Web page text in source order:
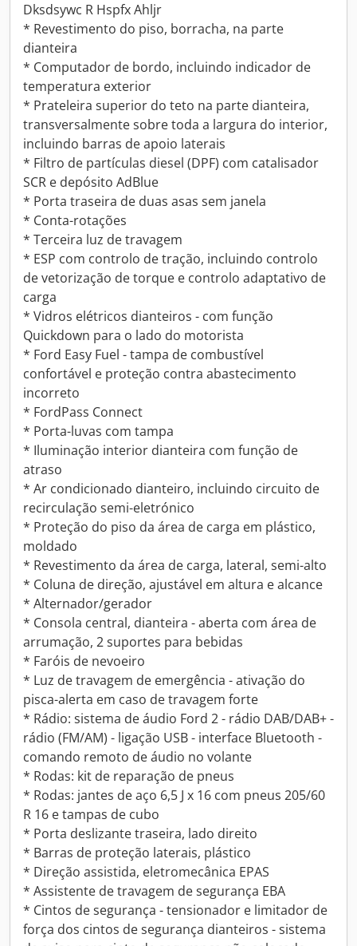
Dksdsywc R Hspfx Ahljr
* Revestimento do piso, borracha, na parte
dianteira
* Computador de bordo, incluindo indicador de
temperatura exterior
* Prateleira superior do teto na parte dianteira,
transversalmente sobre toda a largura do interior,
incluindo barras de apoio laterais
* Filtro de partículas diesel (DPF) com catalisador
SCR e depósito AdBlue
* Porta traseira de duas asas sem janela
* Conta-rotações
* Terceira luz de travagem
* ESP com controlo de tração, incluindo controlo
de vetorização de torque e controlo adaptativo de
carga
* Vidros elétricos dianteiros - com função
Quickdown para o lado do motorista
* Ford Easy Fuel - tampa de combustível
confortável e proteção contra abastecimento
incorreto
* FordPass Connect
* Porta-luvas com tampa
* Iluminação interior dianteira com função de
atraso
* Ar condicionado dianteiro, incluindo circuito de
recirculação semi-eletrónico
* Proteção do piso da área de carga em plástico,
moldado
* Revestimento da área de carga, lateral, semi-alto
* Coluna de direção, ajustável em altura e alcance
* Alternador/gerador
* Consola central, dianteira - aberta com área de
arrumação, 2 suportes para bebidas
* Faróis de nevoeiro
* Luz de travagem de emergência - ativação do
pisca-alerta em caso de travagem forte
* Rádio: sistema de áudio Ford 2 - rádio DAB/DAB+ -
rádio (FM/AM) - ligação USB - interface Bluetooth -
comando remoto de áudio no volante
* Rodas: kit de reparação de pneus
* Rodas: jantes de aço 6,5 J x 16 com pneus 205/60
R 16 e tampas de cubo
* Porta deslizante traseira, lado direito
* Barras de proteção laterais, plástico
* Direção assistida, eletromecânica EPAS
* Assistente de travagem de segurança EBA
* Cintos de segurança - tensionador e limitador de
força dos cintos de segurança dianteiros - sistema